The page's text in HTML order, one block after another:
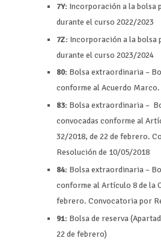
7Y: Incorporación a la bolsa
durante el curso 2022/2023
7Z: Incorporación a la bolsa
durante el curso 2023/2024
80: Bolsa extraordinaria –
conforme al Acuerdo
83: Bolsa extraordinaria –
convocadas conforme al
32/2018, de 22 de febrero.
Resolución de 10/05/2018
84: Bolsa extraordinaria –
conforme al Artículo 8 de la
febrero. Convocatoria por
91: Bolsa de reserva
22 de febrero)